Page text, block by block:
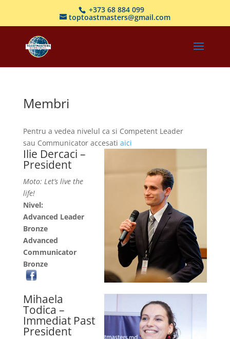
+373 68 884 099
toptoastmasters@gmail.com
Membri
Pentru a vedea nivelul ca si Competent Leader
sau Communicator accesati aici
Ilie Dercaci –
President
Moto: Let’s live the
life!
Nivel:
Advanced Leader
Bronze
Advanced
Communicator
Bronze
Mihaela
Todica –
Immediat Past
President